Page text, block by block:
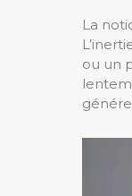
La
ou un